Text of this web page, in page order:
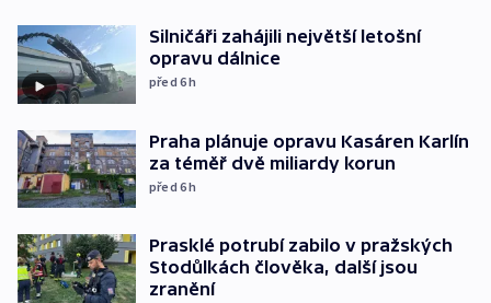
Silničáři zahájili největší letošní
opravu dálnice
před 6h
Praha plánuje opravu Kasáren Karlín
za téměř dvě miliardy korun
před 6h
Prasklé potrubí zabilo v pražských
Stodůlkách člověka, další jsou
zranění